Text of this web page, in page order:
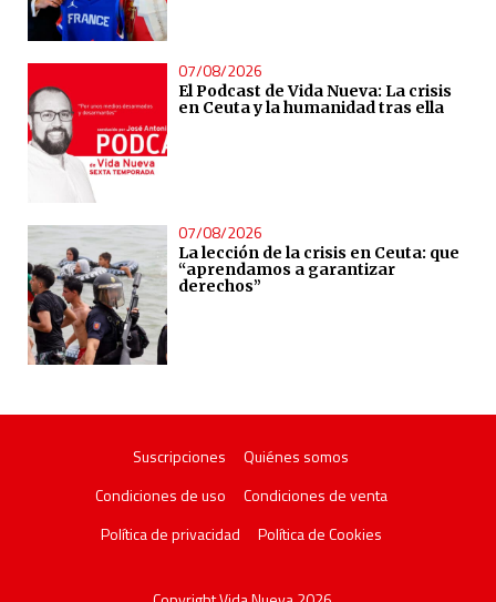
07/08/2026
El Podcast de Vida Nueva: La crisis
en Ceuta y la humanidad tras ella
07/08/2026
La lección de la crisis en Ceuta: que
“aprendamos a garantizar
derechos”
Suscripciones
Quiénes somos
Condiciones de uso
Condiciones de venta
Política de privacidad
Política de Cookies